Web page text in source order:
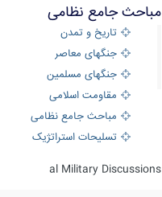
مباحث جامع نظامی
تاریخ و تمدن
جنگهای معاصر
جنگهای مسلمین
مقاومت اسلامی
مباحث جامع نظامی
تسلیحات استراتژیک
al Military Discussions